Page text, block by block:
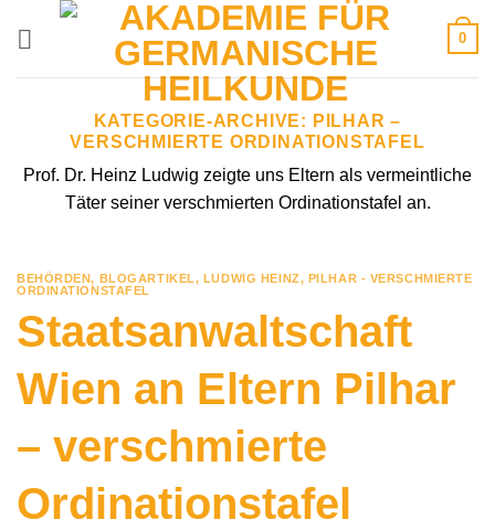
0
KATEGORIE-ARCHIVE: PILHAR –
VERSCHMIERTE ORDINATIONSTAFEL
Prof. Dr. Heinz Ludwig zeigte uns Eltern als vermeintliche
Täter seiner verschmierten Ordinationstafel an.
BEHÖRDEN, BLOGARTIKEL, LUDWIG HEINZ, PILHAR - VERSCHMIERTE
ORDINATIONSTAFEL
Staatsanwaltschaft
Wien an Eltern Pilhar
– verschmierte
Ordinationstafel